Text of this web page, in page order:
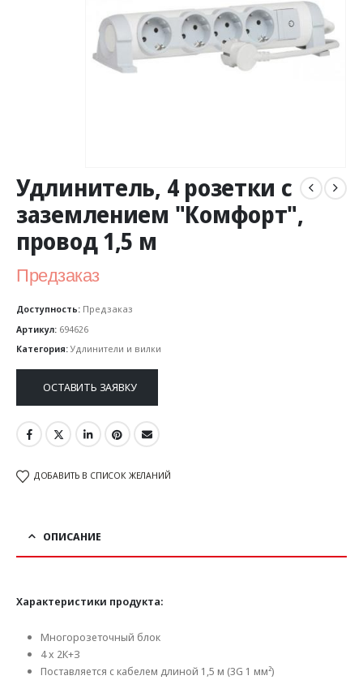
Удлинитель, 4 розетки с
заземлением "Комфорт",
провод 1,5 м
Предзаказ
Доступность: Предзаказ
Артикул: 694626
Категория: Удлинители и вилки
ОСТАВИТЬ ЗАЯВКУ
ДОБАВИТЬ В СПИСОК ЖЕЛАНИЙ
ОПИСАНИЕ
Характеристики продукта:
Многорозеточный блок
4 x 2К+З
Поставляется с кабелем длиной 1,5 м (3G 1 мм²)